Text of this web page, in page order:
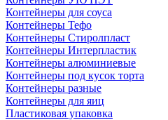
Контейнеры для соуса
Контейнеры Тефо
Контейнеры Стиролпласт
Контейнеры Интерпластик
Контейнеры алюминиевые
Контейнеры под кусок торта
Контейнеры разные
Контейнеры для яиц
Пластиковая упаковка